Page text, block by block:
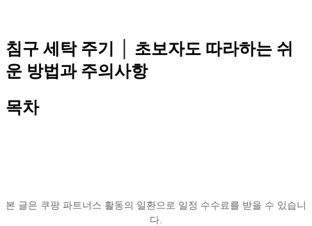
침구 세탁 주기 │ 초보자도 따라하는 쉬
운 방법과 주의사항
목차
본 글은 쿠팡 파트너스 활동의 일환으로 일정 수수료를 받을 수 있습니
다.